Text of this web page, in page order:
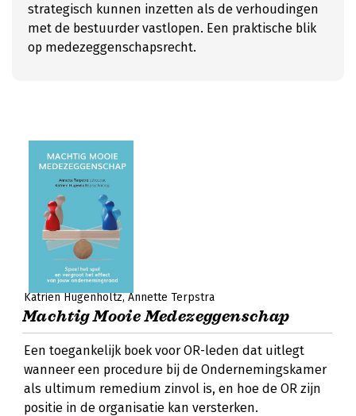
strategisch kunnen inzetten als de verhoudingen
met de bestuurder vastlopen. Een praktische blik
op medezeggenschapsrecht.
Katrien Hugenholtz Annette Terpstra
Machtig Mooie Medezeggenschap
Een toegankelijk boek voor OR-leden dat uitlegt
wanneer een procedure bij de Ondernemingskamer
als ultimum remedium zinvol is, en hoe de OR zijn
positie in de organisatie kan versterken.